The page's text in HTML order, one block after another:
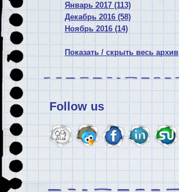
Январь 2017 (113)
Декабрь 2016 (58)
Ноябрь 2016 (14)
Показать / скрыть весь архив
Follow us